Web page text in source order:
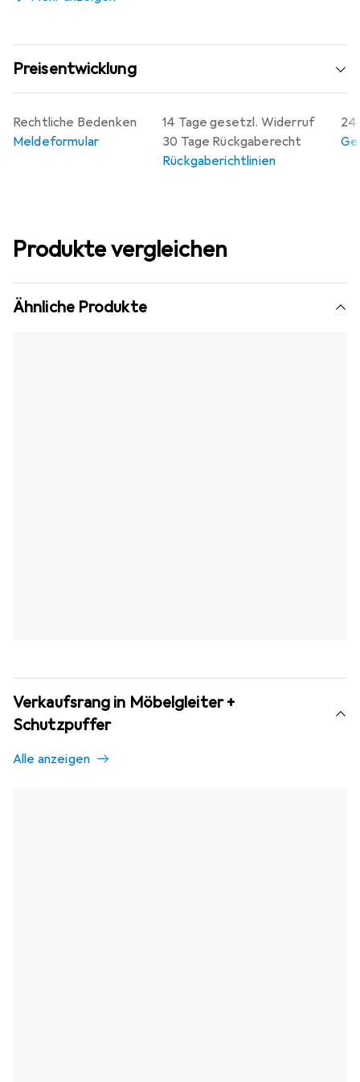
Preisentwicklung
14 Tage gesetzl. Widerruf
30 Tage Rückgaberecht
Rückgaberichtlinien
24
Rechtliche Bedenken
Meldeformular
Produkte vergleichen
Ähnliche Produkte
Verkaufsrang in Möbelgleiter +
Schutzpuffer
Alle anzeigen